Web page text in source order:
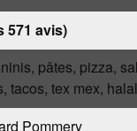
571 avis)
pâtes, pizza,
tacos, tex mex, halal
Pommery